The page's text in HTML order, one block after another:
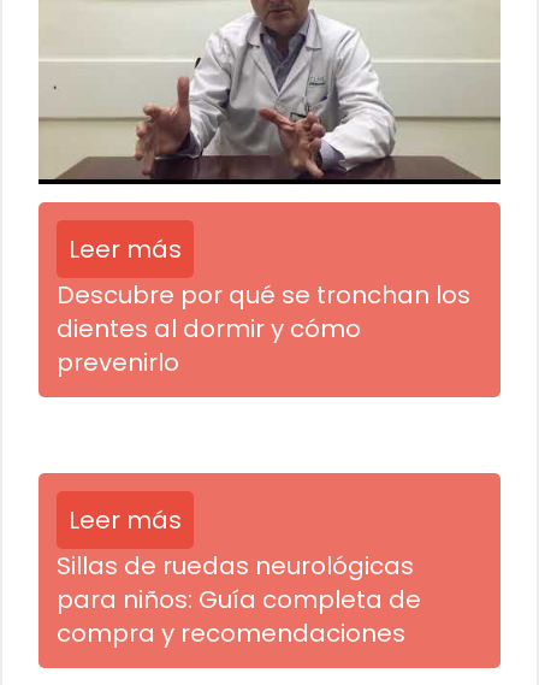
Leer más
Descubre por qué se tronchan los
dientes al dormir y cómo
prevenirlo
Leer más
Sillas de ruedas neurológicas
para niños: Guía completa de
compra y recomendaciones